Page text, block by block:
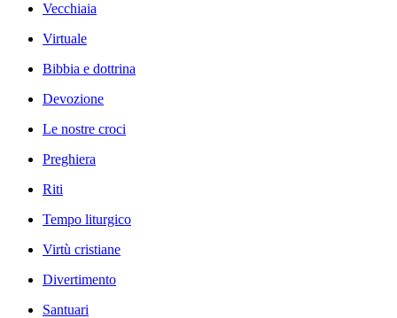
Vecchiaia
Virtuale
Bibbia e dottrina
Devozione
Le nostre croci
Preghiera
Riti
Tempo liturgico
Virtù cristiane
Divertimento
Santuari